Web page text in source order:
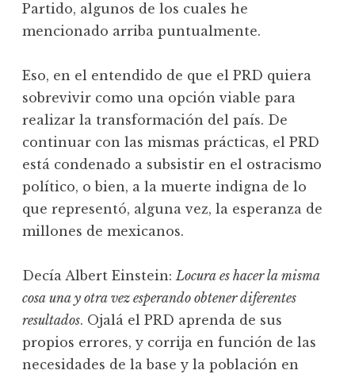
Partido, algunos de los cuales he
mencionado arriba puntualmente.
Eso, en el entendido de que el PRD quiera
sobrevivir como una opción viable para
realizar la transformación del país. De
continuar con las mismas prácticas, el PRD
está condenado a subsistir en el ostracismo
político, o bien, a la muerte indigna de lo
que representó, alguna vez, la esperanza de
millones de mexicanos.
Decía Albert Einstein:Locura es hacer la misma
cosa una y otra vez esperando obtener diferentes
resultados. Ojalá el PRD aprenda de sus
propios errores, y corrija en función de las
necesidades de la base y la población en